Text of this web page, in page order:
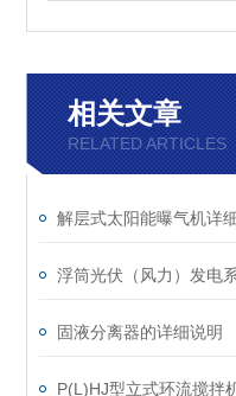
相关文章
RELATED ARTICLES
解层式太阳能曝气机详
浮筒光伏（风力）发电
固液分离器的详细说明